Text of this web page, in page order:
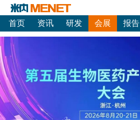
首页 资讯 研发 会展 报告